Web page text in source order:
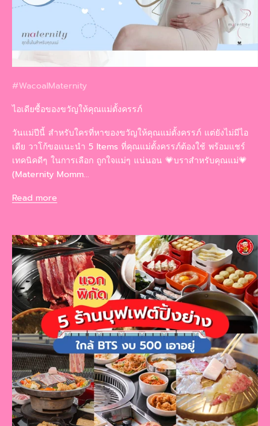
#WacoalMaternity
ไอเดียซื้อของขวัญให้คุณแม่ตั้งครรภ์
วันแม่ปีนี้ สำหรับใครที่หาของขวัญให้คุณแม่ตั้งครรภ์ แต่ยังไม่มีไอ
เดีย วาโก้ขอแนะนำ 5 Items ที่คุณแม่ตั้งครรภ์ต้องใช้ พร้อมแชร์
เทคนิคดีๆ ในการเลือก ถูกใจแม่ๆ แน่นอน 💗บราสำหรับคุณแม่💗
(Maternity Momm...
Read more